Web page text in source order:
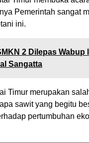
Pemerintah sangat
ini.
2 Dilepas Wabup
Sangatta
Timur merupakan
sawit yang begitu
pertumbuhan